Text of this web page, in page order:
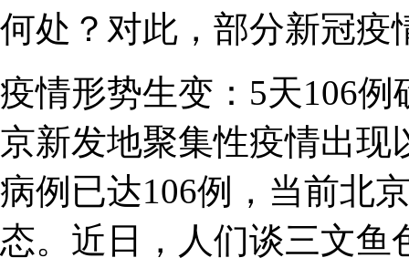
何处？对此，部分新冠疫
疫情形势生变：5天106
京新发地聚集性疫情出现
病例已达106例，当前北
态。近日，人们谈三文